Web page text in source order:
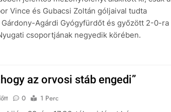
Vince és Gubacsi Zoltán góljaival tudta
Agárdi Gyógyfürdőt és győzött 2-0-ra
csoportjának negyedik körében.
az orvosi stáb engedi”
0
1 Perc